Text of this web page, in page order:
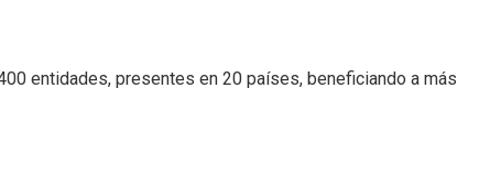
entidades, presentes en 20 países, beneficiando a más